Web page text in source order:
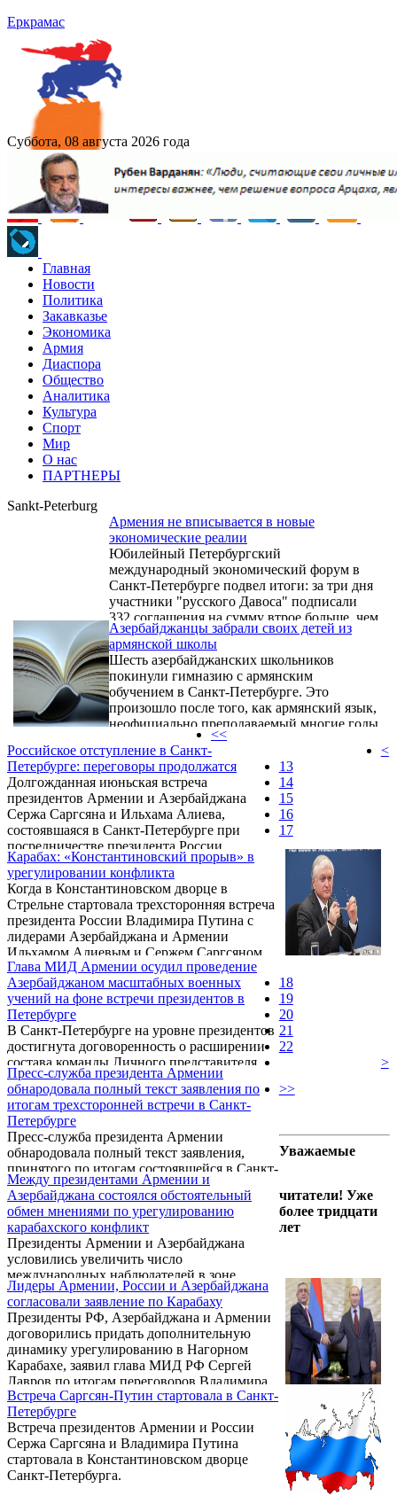
Еркрамас
Суббота, 08 августа 2026 года
Главная
Новости
Политика
Закавказье
Экономика
Армия
Диаспора
Общество
Аналитика
Культура
Спорт
Мир
О нас
ПАРТНЕРЫ
Sankt-Peterburg
Армения не вписывается в новые
экономические реалии
Юбилейный Петербургский
международный экономический форум в
Санкт-Петербурге подвел итоги: за три дня
участники "русского Давоса" подписали
332 соглашения на сумму втрое больше, чем
в прошлом году. Каков результат участия
Армении в этом форуме рассказывает
корреспондент Sputnik Армения.
Азербайджанцы забрали своих детей из
армянской школы
Шесть азербайджанских школьников
покинули гимназию с армянским
обучением в Санкт-Петербурге. Это
произошло после того, как армянский язык,
неофициально преподаваемый многие годы
в школе, получил официальный статус.
Российское отступление в Санкт-
Петербурге: переговоры продолжатся
Долгожданная июньская встреча
президентов Армении и Азербайджана
Сержа Саргсяна и Ильхама Алиева,
состоявшаяся в Санкт-Петербурге при
посредничестве президента России
Владимира Путина, закончилась
подписанием трехстороннего заявления.
Карабах: «Константиновский прорыв» в
урегулировании конфликта
Когда в Константиновском дворце в
Стрельне стартовала трехсторонняя встреча
президента России Владимира Путина с
лидерами Азербайджана и Армении
Ильхамом Алиевым и Сержем Саргсяном,
прогнозы относительно итогов этих
переговоров были, мягко говоря, не
оптимистические. Накануне президенты
Азербайджана и Армении, встречаясь один
на один со своим российским коллегой,
рассуждая о перспективах карабахского
урегулирования, говорили каждый о своем.
Глава МИД Армении осудил проведение
Азербайджаном масштабных военных
учений на фоне встречи президентов в
Петербурге
В Санкт-Петербурге на уровне президентов
достигнута договоренность о расширении
состава команды Личного представителя
Действующего председателя ОБСЕ. Об этом
заявил глава МИД РА Эдвард Налбандян на
встрече с журналистами, комментируя
завершившуюся чуть ранее трехстороннюю
встречу президентов Армении, России и
Азербайджана, после которой Серж
Саргсян, Владимир Путин и Ильхам Алиев
выступили с совместным заявлением.
Пресс-служба президента Армении
обнародовала полный текст заявления по
итогам трехсторонней встречи в Санкт-
Петербурге
Пресс-служба президента Армении
обнародовала полный текст заявления,
принятого по итогам состоявшейся в Санкт-
Петербурге трехсторонней встречи
президентов Армении, России и
Азербайджана Сержа Саргсяна, Владимира
Путина и Ильхама Алиева.
Между президентами Армении и
Азербайджана состоялся обстоятельный
обмен мнениями по урегулированию
карабахского конфликт
Президенты Армении и Азербайджанa
условились увеличить число
международных наблюдателей в зоне
карабахского конфликта. Об этом
отмечается в заявлении, распространенном
20 июня по итогам трехсторонней встречи
глав Армении, Азербайджана и России в
Санкт-Петербурге.
Лидеры Армении, России и Азербайджана
согласовали заявление по Карабаху
Президенты РФ, Азербайджана и Армении
договорились придать дополнительную
динамику урегулированию в Нагорном
Карабахе, заявил глава МИД РФ Сергей
Лавров по итогам переговоров Владимира
Путина, Ильхама Алиева и Сержа Саргсяна.
Встреча Саргсян-Путин стартовала в Санкт-
Петербурге
Встреча президентов Армении и России
Сержа Саргсяна и Владимира Путина
стартовала в Константиновском дворце
Санкт-Петербурга.
<<
<
13
14
15
16
17
18
19
20
21
22
>
>>
Уважаемые
читатели! Уже
более тридцати
лет